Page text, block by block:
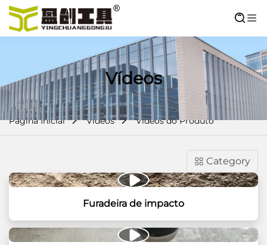
Vídeos
Página Inicial Vídeos Vídeos do Produto
Category
Furadeira de impacto